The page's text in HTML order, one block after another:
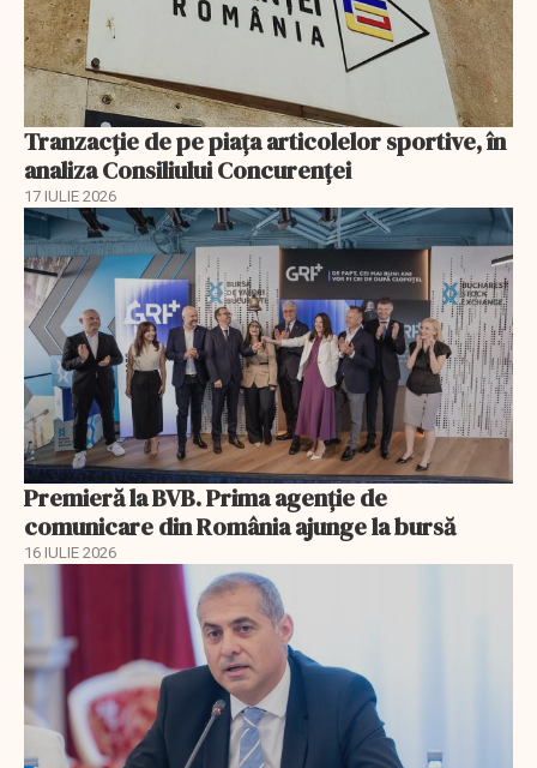
Tranzacție de pe piața articolelor sportive, în
analiza Consiliului Concurenţei
17 IULIE 2026
Premieră la BVB. Prima agenție de
comunicare din România ajunge la bursă
16 IULIE 2026